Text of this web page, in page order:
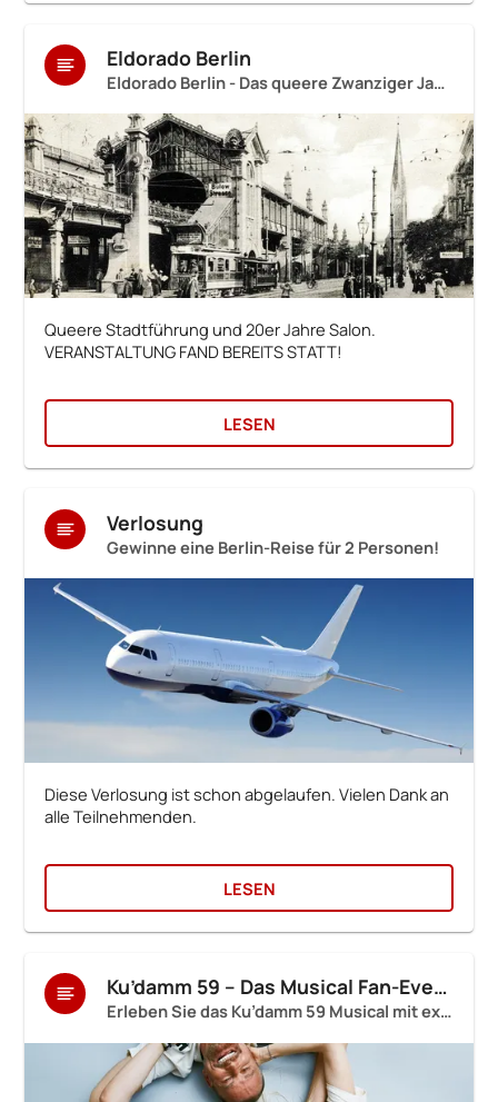
Eldorado Berlin
Eldorado Berlin - Das queere Zwanziger Jahre Erlebnis
Queere Stadtführung und 20er Jahre Salon.
VERANSTALTUNG FAND BEREITS STATT!
LESEN
Verlosung
Gewinne eine Berlin-Reise für 2 Personen!
Diese Verlosung ist schon abgelaufen. Vielen Dank an
alle Teilnehmenden.
LESEN
Ku’damm 59 – Das Musical Fan-Event
Erleben Sie das Ku’damm 59 Musical mit exklusivem Fan-Event